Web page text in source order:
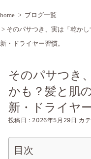
home > ブログ一覧
> そのパサつき、実は「乾か
新・ドライヤー習慣。
そのパサつき
かも？髪と肌
新・ドライヤー
投稿日 : 2026年5月29日 カ
目次